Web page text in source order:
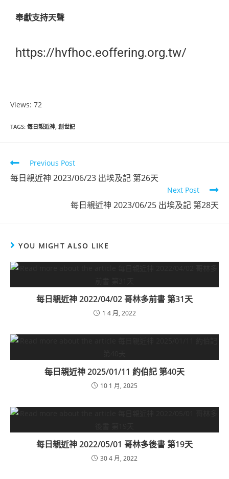
奉獻支持天聲
https://hvfhoc.eoffering.org.tw/
Views: 72
TAGS: 每日親近神, 創世記
Previous Post
每日親近神 2023/06/23 出埃及記 第26天
Next Post
每日親近神 2023/06/25 出埃及記 第28天
YOU MIGHT ALSO LIKE
每日親近神 2022/04/02 哥林多前書 第31天
1 4 月, 2022
每日親近神 2025/01/11 約伯記 第40天
10 1 月, 2025
每日親近神 2022/05/01 哥林多後書 第19天
30 4 月, 2022